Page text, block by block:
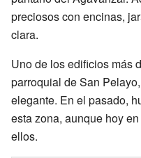
preciosos con encinas,
clara.
Uno de los edificios más
parroquial de San
elegante. En el pasado,
esta zona, aunque hoy
ellos.